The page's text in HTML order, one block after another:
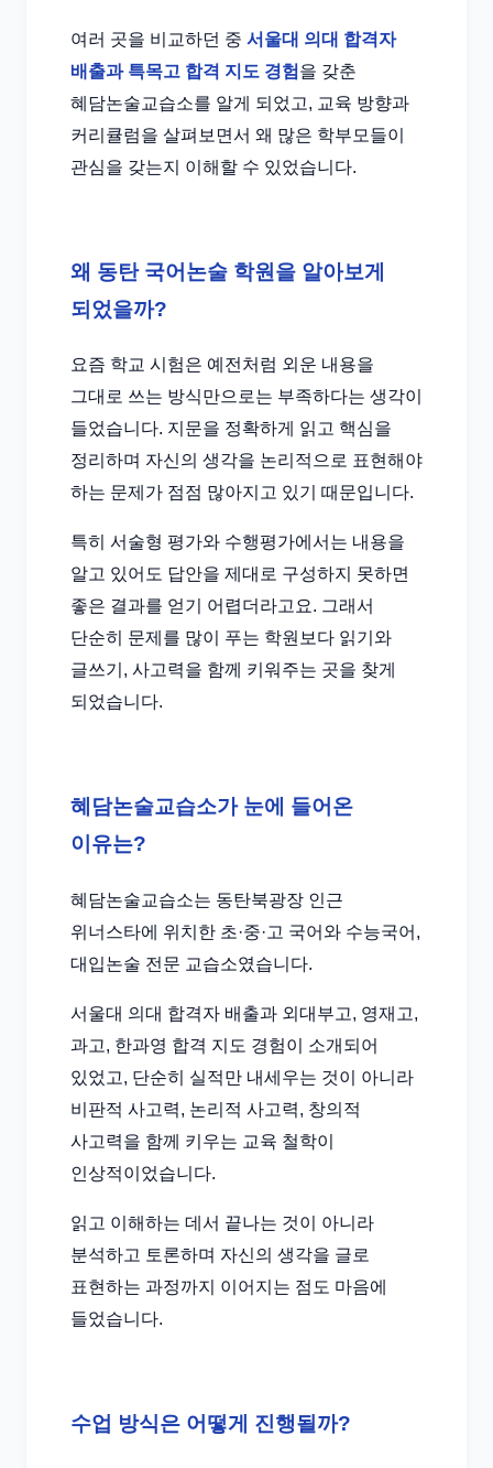
여러 곳을 비교하던 중 서울대 의대 합격자
배출과 특목고 합격 지도 경험 을 갖춘
혜담논술교습소를 알게 되었고, 교육 방향과
커리큘럼을 살펴보면서 왜 많은 학부모들이
관심을 갖는지 이해할 수 있었습니다.
왜 동탄 국어논술 학원을 알아보게
되었을까?
요즘 학교 시험은 예전처럼 외운 내용을
그대로 쓰는 방식만으로는 부족하다는 생각이
들었습니다. 지문을 정확하게 읽고 핵심을
정리하며 자신의 생각을 논리적으로 표현해야
하는 문제가 점점 많아지고 있기 때문입니다.
특히 서술형 평가와 수행평가에서는 내용을
알고 있어도 답안을 제대로 구성하지 못하면
좋은 결과를 얻기 어렵더라고요. 그래서
단순히 문제를 많이 푸는 학원보다 읽기와
글쓰기, 사고력을 함께 키워주는 곳을 찾게
되었습니다.
혜담논술교습소가 눈에 들어온
이유는?
혜담논술교습소는 동탄북광장 인근
위너스타에 위치한 초·중·고 국어와 수능국어,
대입논술 전문 교습소였습니다.
서울대 의대 합격자 배출과 외대부고, 영재고,
과고, 한과영 합격 지도 경험이 소개되어
있었고, 단순히 실적만 내세우는 것이 아니라
비판적 사고력, 논리적 사고력, 창의적
사고력을 함께 키우는 교육 철학이
인상적이었습니다.
읽고 이해하는 데서 끝나는 것이 아니라
분석하고 토론하며 자신의 생각을 글로
표현하는 과정까지 이어지는 점도 마음에
들었습니다.
수업 방식은 어떻게 진행될까?